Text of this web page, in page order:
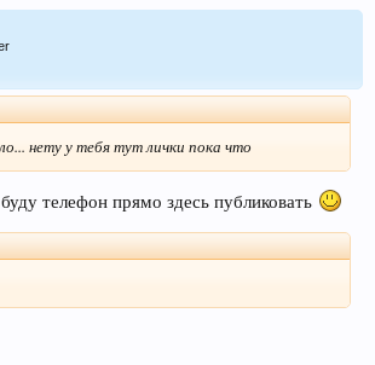
нету у тебя тут лички пока что
телефон прямо здесь публиковать